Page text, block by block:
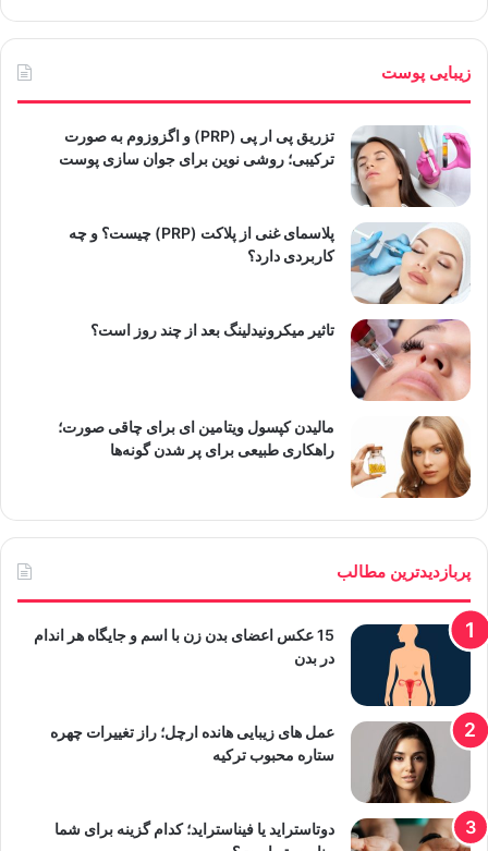
زیبایی پوست
تزریق پی ار پی (PRP) و اگزوزوم به صورت
ترکیبی؛ روشی نوین برای جوان سازی پوست
پلاسمای غنی از پلاکت (PRP) چیست؟ و چه
کاربردی دارد؟
تاثیر میکرونیدلینگ بعد از چند روز است؟
مالیدن کپسول ویتامین ای برای چاقی صورت؛
راهکاری طبیعی برای پر شدن گونه‌ها
پربازدیدترین مطالب
15 عکس اعضای بدن زن با اسم و جایگاه هر اندام
در بدن
عمل های زیبایی هانده ارچل؛ راز تغییرات چهره
ستاره محبوب ترکیه
دوتاستراید یا فیناستراید؛ کدام گزینه برای شما